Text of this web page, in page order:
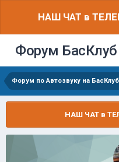
НАШ ЧАТ в
Форум БасКлуб
Форум по Автозвуку на
НАШ ЧАТ в